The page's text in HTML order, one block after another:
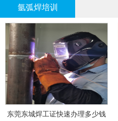
氩弧焊培训
东莞东城焊工证快速办理多少钱